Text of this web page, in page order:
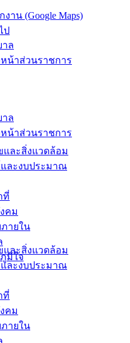
าล
น้าส่วนราชการ
ละสิ่งแวดล้อม
ละงบประมาณ
ที่
คม
ายใน
มิใจ
าน (Google Maps)
ป
าล
น้าส่วนราชการ
ละสิ่งแวดล้อม
ละงบประมาณ
ที่
คม
ายใน
า)